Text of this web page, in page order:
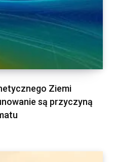
Ziemi
są przyczyną